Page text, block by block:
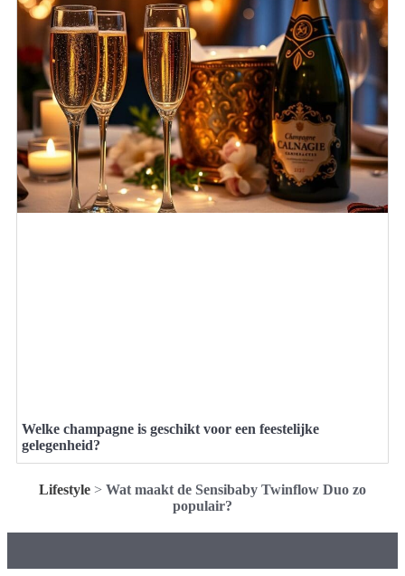
Welke champagne is geschikt voor een feestelijke
gelegenheid?
Lifestyle > Wat maakt de Sensibaby Twinflow Duo zo
populair?